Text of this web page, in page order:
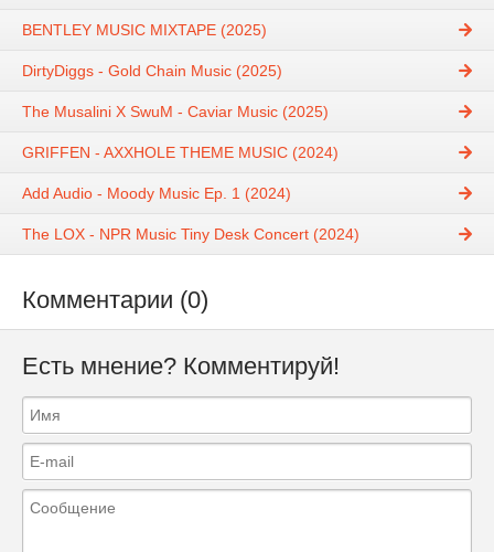
BENTLEY MUSIC MIXTAPE (2025)
DirtyDiggs - Gold Chain Music (2025)
The Musalini X SwuM - Caviar Music (2025)
GRIFFEN - AXXHOLE THEME MUSIC (2024)
Add Audio - Moody Music Ep. 1 (2024)
The LOX - NPR Music Tiny Desk Concert (2024)
Комментарии (0)
Есть мнение? Комментируй!